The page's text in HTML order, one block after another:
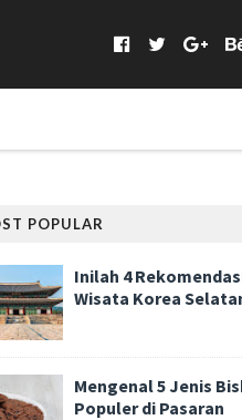
POPULAR
Inilah 4
Wisata Korea
Mengenal 5 Jenis
Populer di Pasaran